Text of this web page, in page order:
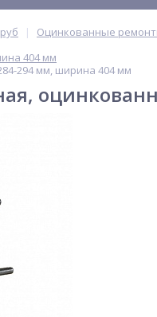
Оцинкованные
404 мм
294 мм, ширина 404 мм